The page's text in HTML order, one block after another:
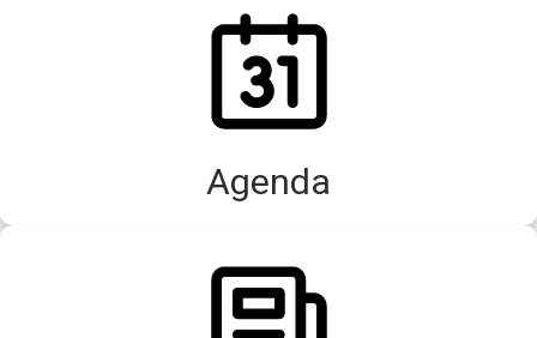
Agenda